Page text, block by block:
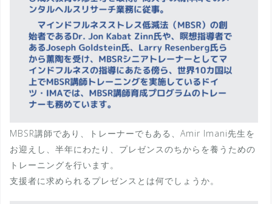
MBSR講師であり、トレーナーでもある、Amir Imani先生を
お迎えし、半年にわたり、プレゼンスのちからを養うための
トレーニングを行います。
支援者に求められるプレゼンスとは何でしょうか。